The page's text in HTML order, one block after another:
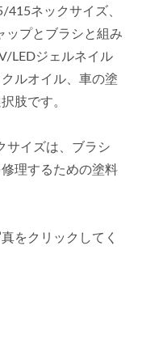
ネックサイズ、
ップとブラシと組み
LEDジェルネイル
ルオイル、車の塗
肢です。
サイズは、ブラシ
理するための塗料
をクリックしてく